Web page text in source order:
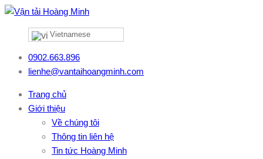
Vietnamese
0902.663.896
lienhe@vantaihoangminh.com
Trang chủ
Giới thiệu
Về chúng tôi
Thông tin liên hệ
Tin tức Hoàng Minh